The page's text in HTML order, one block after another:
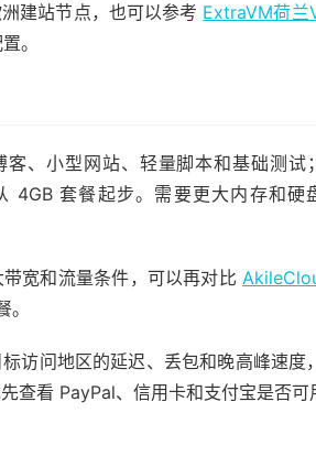
建站节点，也可以参考 ExtraVM荷兰
。
、小型网站、轻量脚本和基础测试
4GB 套餐起步。需要更大内存和硬
宽和流量条件，可以再对比
访问地区的延迟、丢包和晚高峰速
查看 PayPal、信用卡和支付宝是否